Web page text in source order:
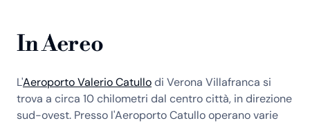
In Aereo
L'Aeroporto Valerio Catullodi Verona Villafranca si
trova a circa 10 chilometri dal centro città, in direzione
sud-ovest. Presso l'Aeroporto Catullo operano varie